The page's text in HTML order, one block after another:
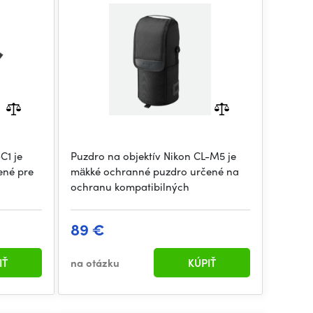
je
pre
Puzdro na objektív Nikon CL-M5 je
mäkké ochranné puzdro určené na
ochranu kompatibilných
89 €
na otázku KÚPIŤ